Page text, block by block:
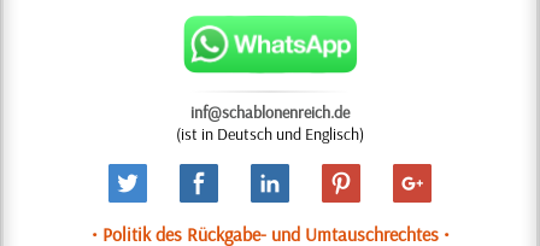
inf@schablonenreich.de
(ist in Deutsch und Englisch)
• Politik des Rückgabe- und Umtauschrechtes •